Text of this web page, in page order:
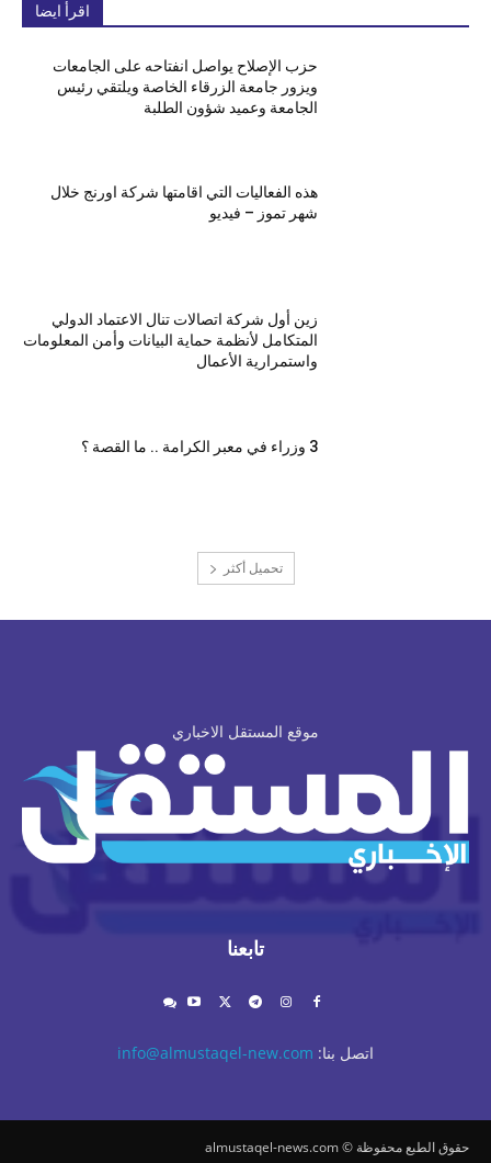
اقرأ ايضا
حزب الإصلاح يواصل انفتاحه على الجامعات
ويزور جامعة الزرقاء الخاصة ويلتقي رئيس
الجامعة وعميد شؤون الطلبة
هذه الفعاليات التي اقامتها شركة اورنج خلال
شهر تموز – فيديو
زين أول شركة اتصالات تنال الاعتماد الدولي
المتكامل لأنظمة حماية البيانات وأمن المعلومات
واستمرارية الأعمال
3 وزراء في معبر الكرامة .. ما القصة ؟
تحميل أكثر
موقع المستقل الاخباري
تابعنا
اتصل بنا: info@almustaqel-new.com
حقوق الطبع محفوظة © almustaqel-news.com